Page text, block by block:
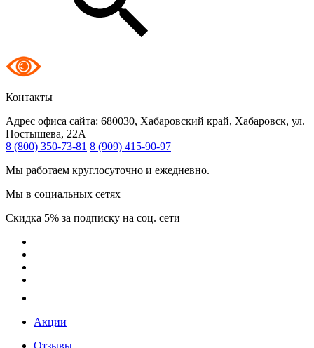
Контакты
Адрес офиса сайта: 680030, Хабаровский край, Хабаровск, ул.
Постышева, 22А
8 (800) 350-73-81 8 (909) 415-90-97
Мы работаем круглосуточно и ежедневно.
Мы в социальных сетях
Скидка 5% за подписку на соц. сети
Акции
Отзывы